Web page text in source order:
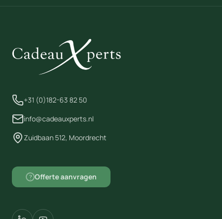
+31 (0)182-63 82 50
info@cadeauxperts.nl
Zuidbaan 512, Moordrecht
? Offerte aanvragen